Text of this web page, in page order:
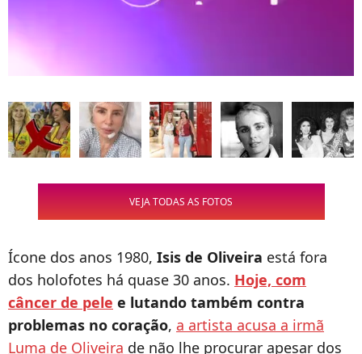
VEJA TODAS AS FOTOS
Ícone dos anos 1980, Isis de Oliveira está fora
dos holofotes há quase 30 anos. Hoje, com
câncer de pele e lutando também contra
problemas no coração, a artista acusa a irmã
Luma de Oliveira de não lhe procurar apesar dos